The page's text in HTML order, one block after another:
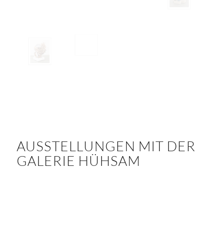
AUSSTELLUNGEN MIT DER
GALERIE HÜHSAM